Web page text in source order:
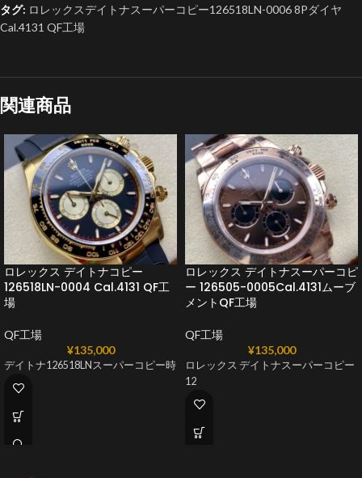
タグ: ロレックスデイトナスーパーコピー126518LN-0006 8Pダイヤ
Cal.4131 QF工場
関連商品
ロレックス デイトナコピー
126518LN-0004 Cal.4131 QF工
場
QF工場
¥135,000
デイトナ126518LNスーパーコピー時
ロレックス デイトナスーパーコピ
ー 126505-0005Cal.4131ムーブ
メントQF工場
QF工場
¥135,000
ロレックス デイトナスーパーコピー
12